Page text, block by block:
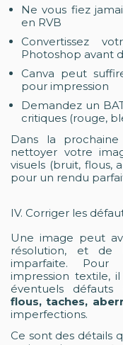
Ne vous fiez
en RVB
Convertissez
Photoshop avant
Canva peut
pour impression
Demandez un
critiques (rouge,
Dans la
nettoyer votre
visuels (bruit, flous,
pour un rendu
IV. Corriger les
Une image peut
résolution, et de
imparfaite. Pour
impression textile,
éventuels défauts
flous, taches,
imperfections.
Ce sont des détails